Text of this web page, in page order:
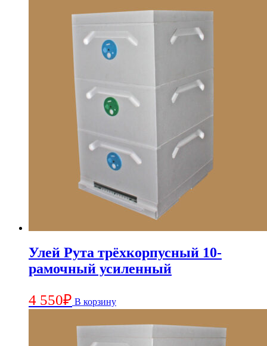
Улей Рута трёхкорпусный 10-
рамочный усиленный
4 550₽ В корзину